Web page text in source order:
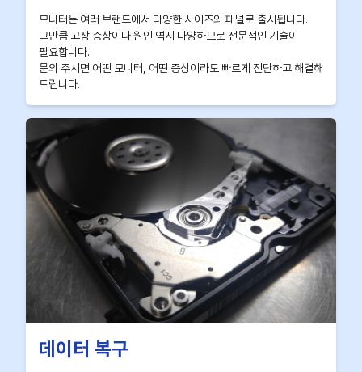
모니터는 여러 브랜드에서 다양한 사이즈와 패널로 출시됩니다.
그만큼 고장 증상이나 원인 역시 다양하므로 전문적인 기술이
필요합니다.
문의 주시면 어떤 모니터, 어떤 증상이라도 빠르게 진단하고 해결해
드립니다.
데이터 복구